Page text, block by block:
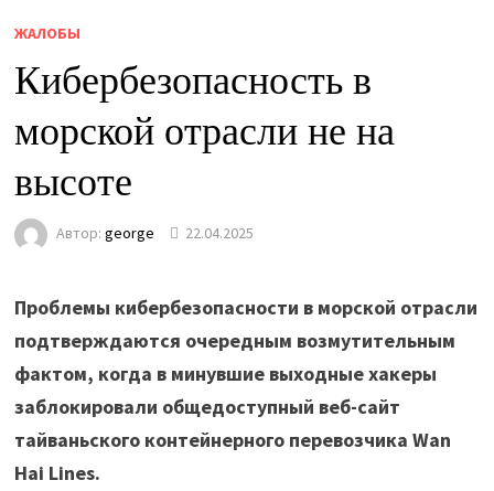
ЖАЛОБЫ
Кибербезопасность в
морской отрасли не на
высоте
Автор: george 22.04.2025
Проблемы кибербезопасности в морской отрасли
подтверждаются очередным возмутительным
фактом, когда в минувшие выходные хакеры
заблокировали общедоступный веб-сайт
тайваньского контейнерного перевозчика Wan
Hai Lines.